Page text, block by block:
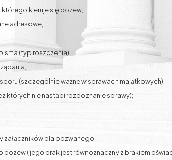
kieruje się pozew;
adresowe;
(typ roszczenia);
(szczególnie ważne w sprawach majątkowych);
których nie nastąpi rozpoznanie sprawy);
załączników dla pozwanego;
pozew (jego brak jest równoznaczny z brakiem